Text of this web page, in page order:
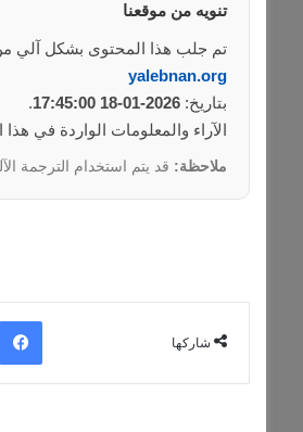
تنويه من موقعنا
تم جلب هذا المحتوى بشكل آلي
yalebnan.org
بتاريخ: 2026-01-18 17:45:00
.
الآراء والمعلومات الواردة في
ملاحظة: قد يتم استخدام الترجمة
شاركها